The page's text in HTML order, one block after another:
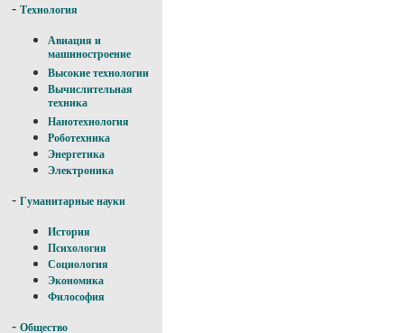
- Технология
Авиация и
машиностроение
Высокие технологии
Вычислительная
техника
Нанотехнология
Роботехника
Энергетика
Электроника
- Гуманитарные науки
История
Психология
Социология
Экономика
Философия
- Общество